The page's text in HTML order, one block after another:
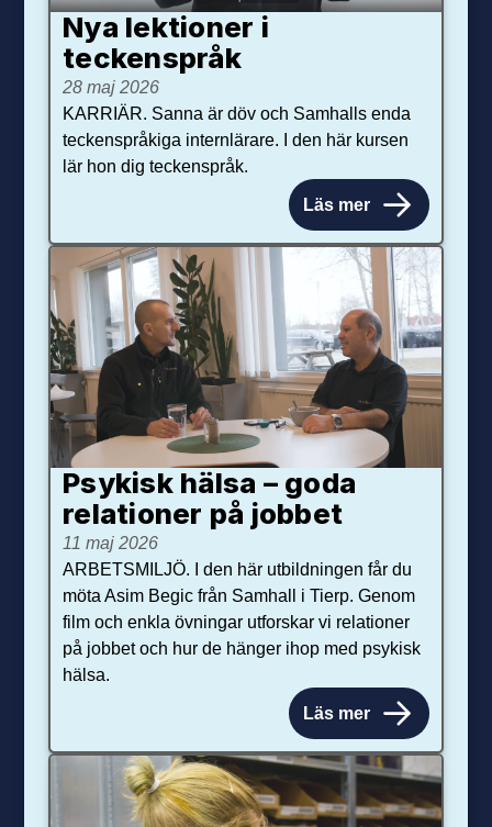
Nya lektioner i
teckenspråk
28 maj 2026
KARRIÄR. Sanna är döv och Samhalls enda
teckenspråkiga internlärare. I den här kursen
lär hon dig teckenspråk.
Läs mer
Psykisk hälsa – goda
relationer på jobbet
11 maj 2026
ARBETSMILJÖ. I den här utbildningen får du
möta Asim Begic från Samhall i Tierp. Genom
film och enkla övningar utforskar vi relationer
på jobbet och hur de hänger ihop med psykisk
hälsa.
Läs mer